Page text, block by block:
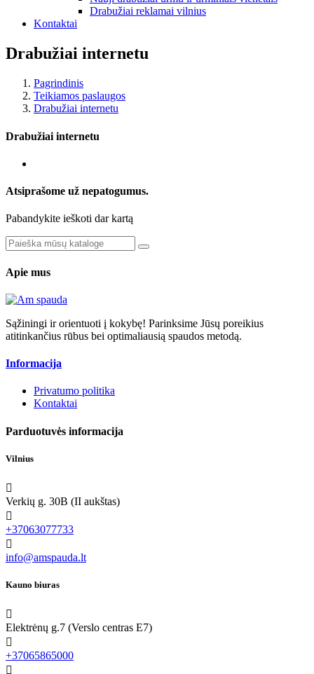
Drabužiai reklamai vilnius
Kontaktai
Drabužiai internetu
Pagrindinis
Teikiamos paslaugos
Drabužiai internetu
Drabužiai internetu
Atsiprašome už nepatogumus.
Pabandykite ieškoti dar kartą
Apie mus
Sąžiningi ir orientuoti į kokybę! Parinksime Jūsų poreikius
atitinkančius rūbus bei optimaliausią spaudos metodą.
Informacija
Privatumo politika
Kontaktai
Parduotuvės informacija
Vilnius

Verkių g. 30B (II aukštas)

+37063077733

info@amspauda.lt
Kauno biuras

Elektrėnų g.7 (Verslo centras E7)

+37065865000
